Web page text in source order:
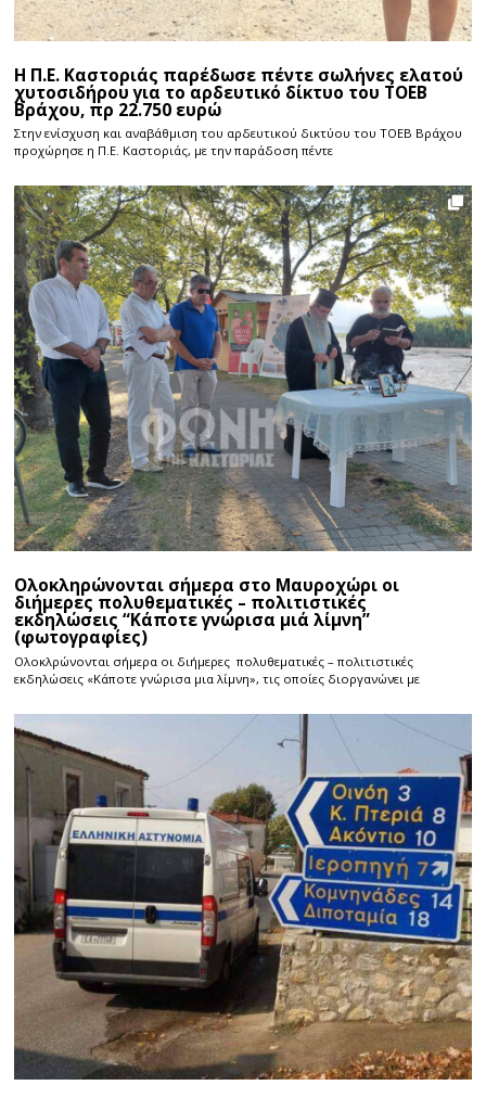
Η Π.Ε. Καστοριάς παρέδωσε πέντε σωλήνες ελατού
χυτοσιδήρου για το αρδευτικό δίκτυο του ΤΟΕΒ
Βράχου, πρ 22.750 ευρώ
Στην ενίσχυση και αναβάθμιση του αρδευτικού δικτύου του ΤΟΕΒ Βράχου
προχώρησε η Π.Ε. Καστοριάς, με την παράδοση πέντε
Ολοκληρώνονται σήμερα στο Μαυροχώρι οι
διήμερες πολυθεματικές – πολιτιστικές
εκδηλώσεις “Κάποτε γνώρισα μιά λίμνη”
(φωτογραφίες)
Ολοκλρώνονται σήμερα οι διήμερες πολυθεματικές – πολιτιστικές
εκδηλώσεις «Κάποτε γνώρισα μια λίμνη», τις οποίες διοργανώνει με